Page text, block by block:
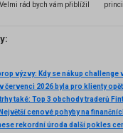
rád bych vám přiblížil
z nich.
výzvy: Kdy se nákup challenge
červenci 2026 byla pro klienty
rekordní úroda další pokles